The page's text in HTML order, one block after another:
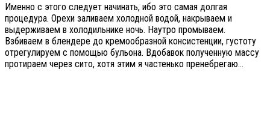
Именно с этого следует начинать, ибо это самая долгая
процедура. Орехи заливаем холодной водой, накрываем и
выдерживаем в холодильнике ночь. Наутро промываем.
Взбиваем в блендере до кремообразной консистенции, густоту
отрегулируем с помощью бульона. Вдобавок полученную массу
протираем через сито, хотя этим я частенько пренебрегаю…